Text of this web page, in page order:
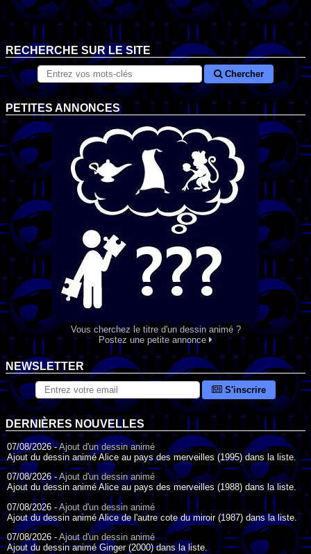
RECHERCHE SUR LE SITE
Chercher
PETITES ANNONCES
Vous cherchez le titre d'un dessin animé ?
Postez une petite annonce
NEWSLETTER
S'inscrire
DERNIÈRES NOUVELLES
07/08/2026 -Ajout d'un dessin animé
Ajout du dessin animé Alice au pays des merveilles (1995) dans la liste.
07/08/2026 -Ajout d'un dessin animé
Ajout du dessin animé Alice au pays des merveilles (1988) dans la liste.
07/08/2026 - Ajout d'un dessin animé
Ajout du dessin animé Alice de l'autre cote du miroir (1987) dans la liste.
07/08/2026 - Ajout d'un dessin animé
Ajout du dessin animé Ginger (2000) dans la liste.